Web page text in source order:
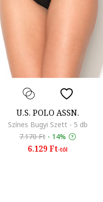
U.S. POLO ASSN.
Színes Bugyi Szett - 5 db
7.170 Ft - 14%
6.129 Ft-tól